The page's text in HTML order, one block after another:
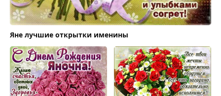
Яне лучшие открытки именины